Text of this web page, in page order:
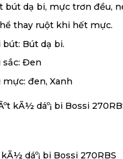
bút dạ bi, mực trơn đều,
thay ruột khi hết mực.
bút: Bút dạ bi.
sắc: Đen
mực: đen, Xanh